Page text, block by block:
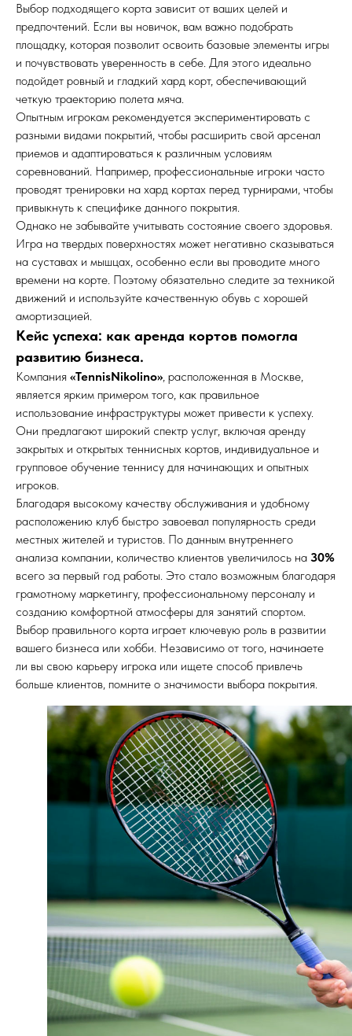
Выбор подходящего корта зависит от ваших целей и
предпочтений. Если вы новичок, вам важно подобрать
площадку, которая позволит освоить базовые элементы игры
и почувствовать уверенность в себе. Для этого идеально
подойдет ровный и гладкий хард корт, обеспечивающий
четкую траекторию полета мяча.
Опытным игрокам рекомендуется экспериментировать с
разными видами покрытий, чтобы расширить свой арсенал
приемов и адаптироваться к различным условиям
соревнований. Например, профессиональные игроки часто
проводят тренировки на хард кортах перед турнирами, чтобы
привыкнуть к специфике данного покрытия.
Однако не забывайте учитывать состояние своего здоровья.
Игра на твердых поверхностях может негативно сказываться
на суставах и мышцах, особенно если вы проводите много
времени на корте. Поэтому обязательно следите за техникой
движений и используйте качественную обувь с хорошей
амортизацией.
Кейс успеха: как аренда кортов помогла
развитию бизнеса.
Компания «TennisNikolino», расположенная в Москве,
является ярким примером того, как правильное
использование инфраструктуры может привести к успеху.
Они предлагают широкий спектр услуг, включая аренду
закрытых и открытых теннисных кортов, индивидуальное и
групповое обучение теннису для начинающих и опытных
игроков.
Благодаря высокому качеству обслуживания и удобному
расположению клуб быстро завоевал популярность среди
местных жителей и туристов. По данным внутреннего
анализа компании, количество клиентов увеличилось на 30%
всего за первый год работы. Это стало возможным благодаря
грамотному маркетингу, профессиональному персоналу и
созданию комфортной атмосферы для занятий спортом.
Выбор правильного корта играет ключевую роль в развитии
вашего бизнеса или хобби. Независимо от того, начинаете
ли вы свою карьеру игрока или ищете способ привлечь
больше клиентов, помните о значимости выбора покрытия.